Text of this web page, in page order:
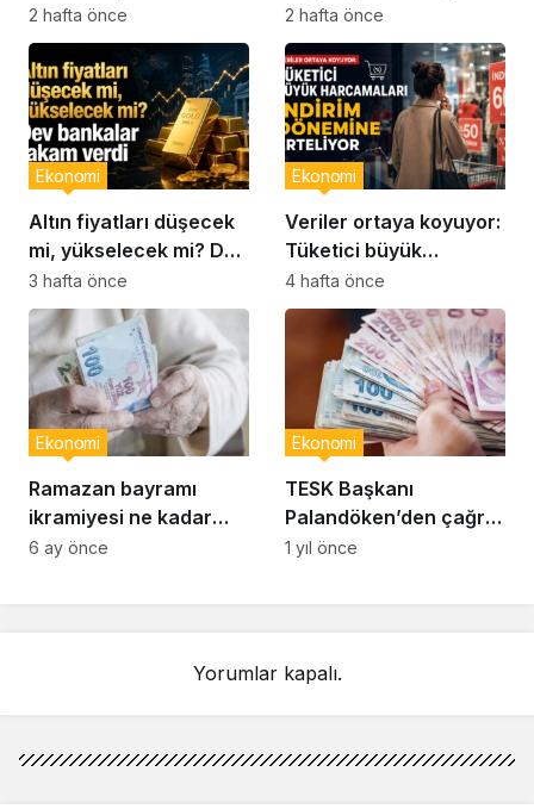
bankaların son
analizleri
2 hafta önce
yön ne olacak?
2 hafta önce
Altın fiyatları düşecek
mi, yükselecek mi? Dev
bankalar rakam verdi…
Ekonomi
3 hafta önce
Veriler ortaya koyuyor:
Tüketici büyük
harcamaları indirim
dönemine erteliyor
Ekonomi
4 hafta önce
Ramazan bayramı
ikramiyesi ne kadar
olacak? Emekli bayram
Ekonomi
6 ay önce
TESK Başkanı
Palandöken’den çağrı:
‘Daha fazla
Ekonomi
1 yıl önce
Yorumlar kapalı.